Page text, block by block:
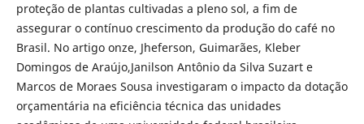
proteção de plantas cultivadas a pleno sol, a fim de
assegurar o contínuo crescimento da produção do café no
Brasil. No artigo onze, Jheferson, Guimarães, Kleber
Domingos de Araújo,Janilson Antônio da Silva Suzart e
Marcos de Moraes Sousa investigaram o impacto da dotação
orçamentária na eficiência técnica das unidades